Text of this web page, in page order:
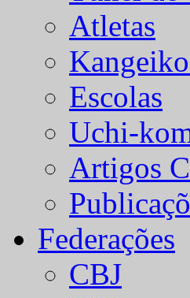
Atletas
Escolas
Uchi-
Artigos
Federações
CBJ